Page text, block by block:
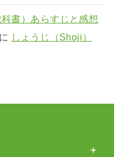
書）あらすじと感想
に しょうじ（Shoji）